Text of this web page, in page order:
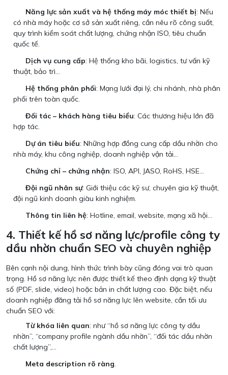
Năng lực sản xuất và hệ thống máy móc thiết bị: Nếu
có nhà máy hoặc cơ sở sản xuất riêng, cần nêu rõ công suất,
quy trình kiểm soát chất lượng, chứng nhận ISO, tiêu chuẩn
quốc tế.
Dịch vụ cung cấp: Hệ thống kho bãi, logistics, tư vấn kỹ
thuật, bảo trì...
Hệ thống phân phối: Mạng lưới đại lý, chi nhánh, nhà phân
phối trên toàn quốc.
Đối tác – khách hàng tiêu biểu: Các thương hiệu lớn đã
hợp tác.
Dự án tiêu biểu: Những hợp đồng cung cấp dầu nhờn cho
nhà máy, khu công nghiệp, doanh nghiệp vận tải...
Chứng chỉ – chứng nhận: ISO, API, JASO, RoHS, HSE...
Đội ngũ nhân sự: Giới thiệu các kỹ sư, chuyên gia kỹ thuật,
đội ngũ kinh doanh giàu kinh nghiệm.
Thông tin liên hệ: Hotline, email, website, mạng xã hội...
4. Thiết kế hồ sơ năng lực/profile công ty
dầu nhờn chuẩn SEO và chuyên nghiệp
Bên cạnh nội dung, hình thức trình bày cũng đóng vai trò quan
trọng. Hồ sơ năng lực nên được thiết kế theo định dạng kỹ thuật
số (PDF, slide, video) hoặc bản in chất lượng cao. Đặc biệt, nếu
doanh nghiệp đăng tải hồ sơ năng lực lên website, cần tối ưu
chuẩn SEO với:
Từ khóa liên quan: như “hồ sơ năng lực công ty dầu
nhờn”, “company profile ngành dầu nhờn”, “đối tác dầu nhờn
chất lượng”,…
Meta description rõ ràng.